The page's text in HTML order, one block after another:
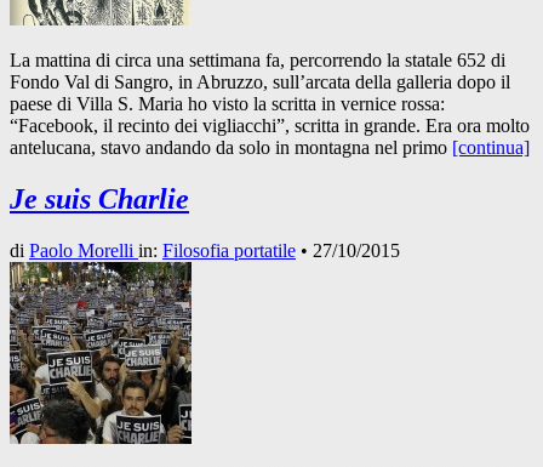
La mattina di circa una settimana fa, percorrendo la statale 652 di
Fondo Val di Sangro, in Abruzzo, sull’arcata della galleria dopo il
paese di Villa S. Maria ho visto la scritta in vernice rossa:
“Facebook, il recinto dei vigliacchi”, scritta in grande. Era ora molto
antelucana, stavo andando da solo in montagna nel primo [continua]
Je suis Charlie
di Paolo Morelli in: Filosofia portatile • 27/10/2015